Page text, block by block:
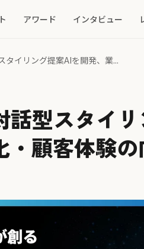
アワード インタビュー
タイリング提案AIを開発、業...
話型スタイ
顧客体験